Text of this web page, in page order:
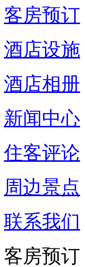
客房预订
酒店设施
酒店相册
新闻中心
住客评论
周边景点
联系我们
客房预订